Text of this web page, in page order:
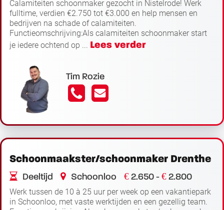
Calamiteiten schoonmaker gezocht in Nistelrode! Werk
fulltime, verdien €2.750 tot €3.000 en help mensen en
bedrijven na schade of calamiteiten.
Functieomschrijving:Als calamiteiten schoonmaker start
je iedere ochtend op ... Lees verder
Tim Rozie
Schoonmaakster/schoonmaker Drenthe
Deeltijd Schoonloo € 2.650 - € 2.800
Werk tussen de 10 à 25 uur per week op een vakantiepark
in Schoonloo, met vaste werktijden en een gezellig team.